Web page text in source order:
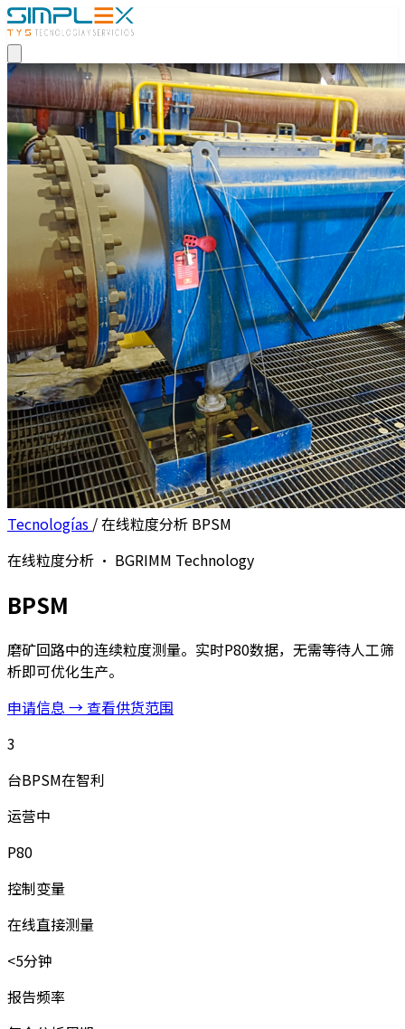
Tecnologías /在线粒度分析 BPSM
在线粒度分析 · BGRIMM Technology
BPSM
磨矿回路中的连续粒度测量。实时P80数据，无需等待人工筛
析即可优化生产。
申请信息 →查看供货范围
3
台BPSM在智利
运营中
P80
控制变量
在线直接测量
<5分钟
报告频率